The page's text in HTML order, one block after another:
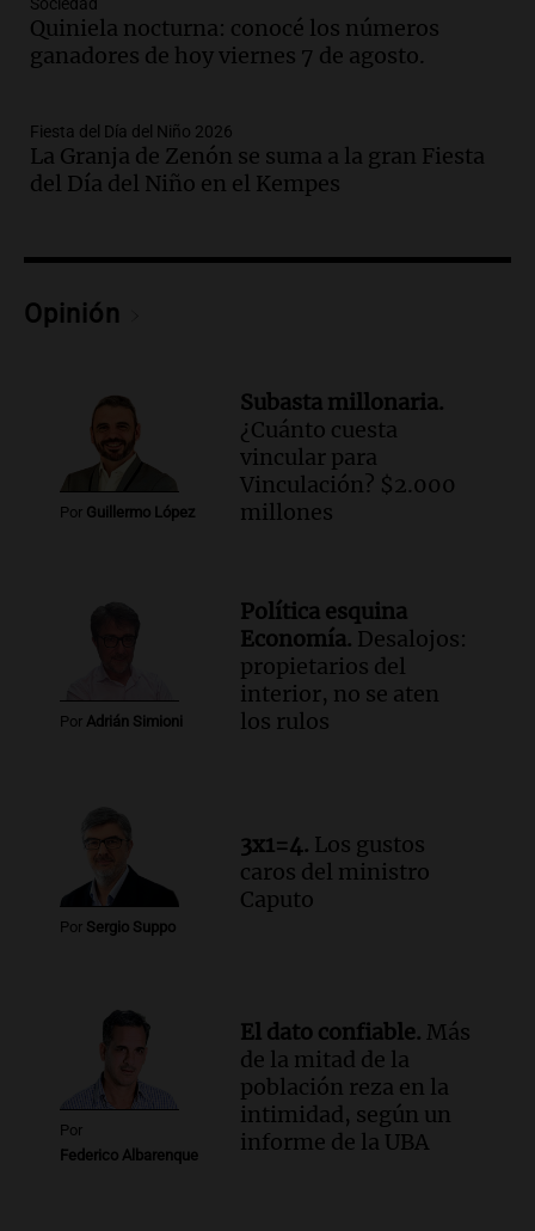
Audio. Aumento de tarifas de luz en San
Luis a partir de agosto por nueva
regulación de la energía
Episodios
Audio.Gabriela Irrazábal: “Un 35,5% de
la población del país fue a templos a
Episodios
Audio.
sobre la muerte del kitesurfista en
Episodios
Audio.
José Roccuzzo, cortes de carne y
compras de Antonella: bromas en
Rosario.
compras de Antonella: bromas en
Rosario.
Viva la Radio Rosario
Episodios
Audio.Luciano Cáceres llega a Córdoba a
Amamos Argentina
Episodios
Sociedad
Quiniela nocturna: conocé los números
ganadores de hoy viernes 7 de agosto.
Fiesta del Día del Niño 2026
La Granja de Zenón se suma a la gran Fiesta
del Día del Niño en el Kempes
Opinión
Por Guillermo López
Subasta millonaria.
¿Cuánto cuesta
vincular para
Vinculación? $2.000
millones
Por Adrián Simioni
Política esquina
Economía. Desalojos:
propietarios del
interior, no se aten
los rulos
Por Sergio Suppo
3x1=4. Los gustos
caros del ministro
Caputo
Por
Federico Albarenque
El dato confiable. Más
de la mitad de la
población reza en la
intimidad, según un
informe de la UBA